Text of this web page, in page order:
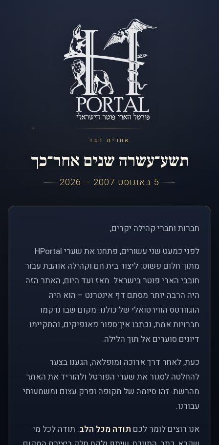
אחרית דבר
תשע־עשרה שנים אחר־כך
5 באוגוסט 2007 – 2026
חברות וחברי קהילה יקרים,
לפני כמעט שני עשורים, פתחנו את שערי HPortal
מתוך חלום פשוט: ליצור בית חם וקהילה אוהבת עבור
חובבי הארי פוטר בישראל. מאז ועד היום, האתר הזה
היה הרבה יותר מסתם דף אינטרנט – הוא היה
הוגוורטס הווירטואלי של כולנו. מקום שבו נרקמו
חברויות אמת, נכתבו אין־ספור פאנפיקים, והתקיימו
דיונים סוערים אל תוך הלילה.
כעת, לאחר דרך ארוכה ומופלאה, הגענו בצער
להחלטה לסגור את שערי הפורטל ולהוריד את האתר
מהרשת. זהו סיומה של תקופה ופרק עצום ומשמעותי
עבורנו.
אנו רוצים לומר לכם תודה מכל הלב. תודה לכל מי